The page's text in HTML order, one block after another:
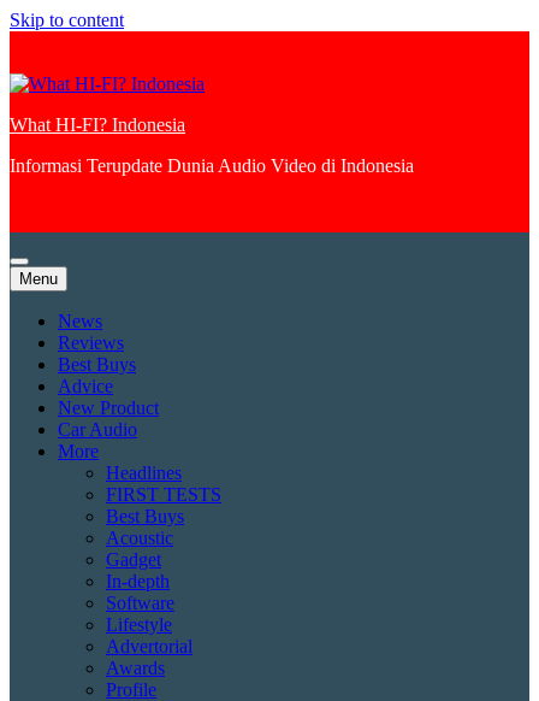
Skip to content
What HI-FI? Indonesia
Informasi Terupdate Dunia Audio Video di Indonesia
Menu
News
Reviews
Best Buys
Advice
New Product
Car Audio
More
Headlines
FIRST TESTS
Best Buys
Acoustic
Gadget
In-depth
Software
Lifestyle
Advertorial
Awards
Profile